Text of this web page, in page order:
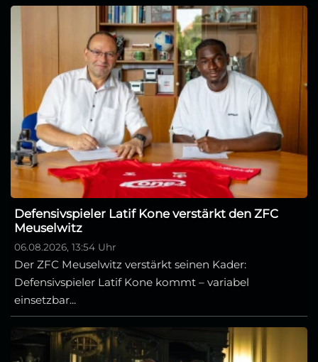
Defensivspieler Latif Kone verstärkt den ZFC
Meuselwitz
06.08.2026, 13:54 Uhr
Der ZFC Meuselwitz verstärkt seinen Kader:
Defensivspieler Latif Kone kommt – variabel
einsetzbar...